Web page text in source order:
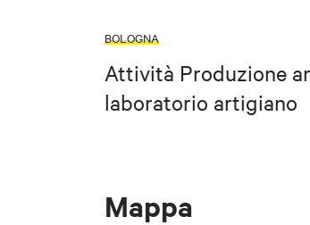
BOLOGNA
Attività Produzione
laboratorio artigiano
Mappa